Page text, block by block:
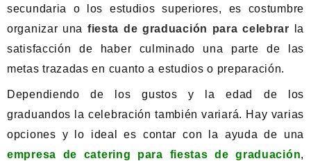
secundaria o los estudios superiores, es costumbre
organizar una fiesta de graduación para celebrar la
satisfacción de haber culminado una parte de las
metas trazadas en cuanto a estudios o preparación.
Dependiendo de los gustos y la edad de los
graduandos la celebración también variará. Hay varias
opciones y lo ideal es contar con la ayuda de una
empresa de catering para fiestas de graduación,